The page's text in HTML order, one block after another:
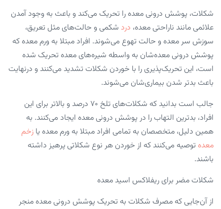
شکلات، پوشش درونی معده را تحریک می‌کند و باعث به‌ وجود آمدن
علائمی مانند ناراحتی معده، درد شکمی و حالت‌های مثل تعریق،
سوزش سر معده و حالت تهوع می‌شوند. افراد مبتلا به ورم معده که
پوشش درونی معده‌شان به‌ واسطه شیره‌های معده تحریک شده
است، این تحریک‌پذیری را با خوردن شکلات تشدید می‌کنند و درنهایت
باعث بدتر شدن بیماری‌شان می‌شوند.
جالب است بدانید که شکلات‌های تلخ ۷۰ درصد و بالاتر برای این
افراد، بدترین التهاب را در پوشش درونی معده ایجاد می‌کنند. به
همین دلیل، متخصصان به تمامی افراد مبتلا به ورم معده یا زخم
معده توصیه می‌کنند که از خوردن هر نوع شکلاتی پرهیز داشته
باشند.
شکلات مضر برای ریفلاکس اسید معده
از آن‌جایی که مصرف شکلات به تحریک پوشش درونی معده منجر